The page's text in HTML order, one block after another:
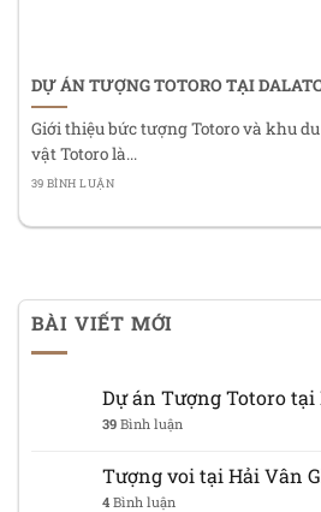
DỰ ÁN TƯỢNG TOTORO TẠI
Giới thiệu bức tượng Totoro và khu
vật Totoro là...
39 BÌNH LUẬN
BÀI VIẾT MỚI
Dự án Tượng Totoro tại
39Bình luận
Tượng voi tại Hải Vân
4Bình luận